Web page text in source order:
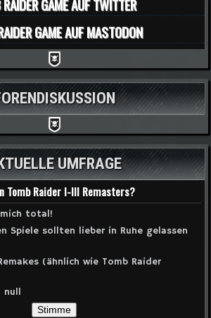
GAME AUF TWITTER
GAME AUF MASTODON
UMFRAGE
Tomb Raider I-III Remasters?
total!
Spiele sollten lieber in Ruhe gelassen
(ähnlich wie Tomb Raider
null